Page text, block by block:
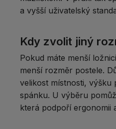
a vyšší uživatelský
Kdy zvolit jiný
Pokud máte menší
menší rozměr postele.
velikost místnosti, výšku
spánku. U výběru
která podpoří ergonomii